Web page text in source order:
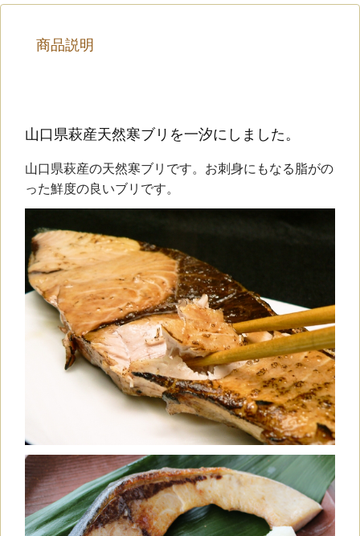
商品説明
山口県萩産天然寒ブリを一汐にしました。
山口県萩産の天然寒ブリです。お刺身にもなる脂がの
った鮮度の良いブリです。